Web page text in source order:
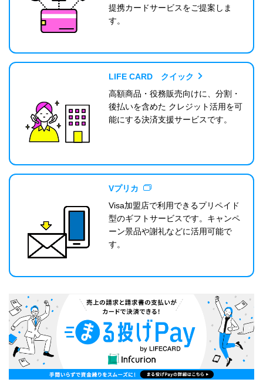
提携カードサービスをご提案しま
す。
LIFE CARD クイック
高額商品・役務販売向けに、分割・
後払いを含めた クレジット活用を可
能にする決済支援サービスです。
Vプリカ
Visa加盟店で利用できるプリペイド
型のギフトサービスです。キャンペ
ーン景品や謝礼などに活用可能で
す。